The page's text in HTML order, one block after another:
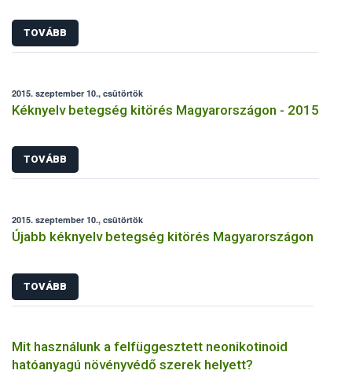
TOVÁBB
2015. szeptember 10., csütörtök
Kéknyelv betegség kitörés Magyarországon - 2015
TOVÁBB
2015. szeptember 10., csütörtök
Újabb kéknyelv betegség kitörés Magyarországon
TOVÁBB
Mit használunk a felfüggesztett neonikotinoid
hatóanyagú növényvédő szerek helyett?